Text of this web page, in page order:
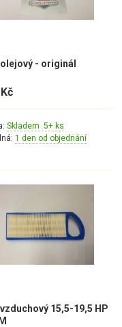
- originál
Skladem 5+ ks
1 den od objednání
15,5-19,5 HP